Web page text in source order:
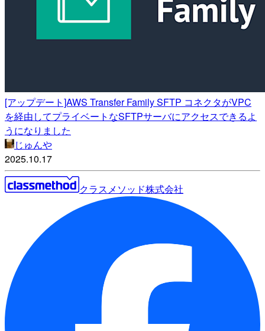
[アップデート]AWS Transfer Family SFTP コネクタがVPC
を経由してプライベートなSFTPサーバにアクセスできるよ
うになりました
じゅんや
2025.10.17
クラスメソッド株式会社